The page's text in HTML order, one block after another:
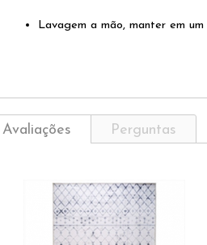
Lavagem a mão, manter em
Avaliações Perguntas